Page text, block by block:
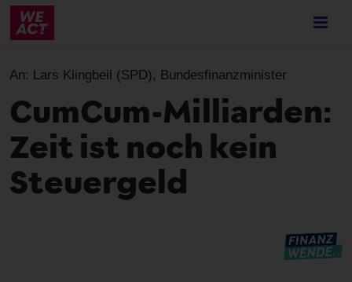
Skip
content
An: Lars Klingbeil (SPD), Bundesfinanzminister
CumCum-Milliarden:
Zeit ist noch kein
Steuergeld